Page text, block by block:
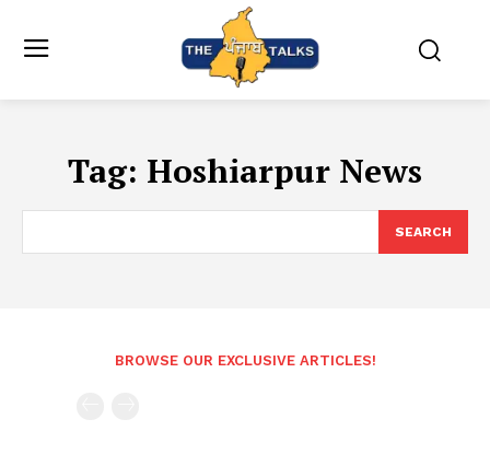
Tag: Hoshiarpur News
SEARCH
BROWSE OUR EXCLUSIVE ARTICLES!